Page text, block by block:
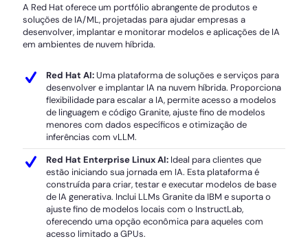
A Red Hat oferece um portfólio abrangente de produtos e
soluções de IA/ML, projetadas para ajudar empresas a
desenvolver, implantar e monitorar modelos e aplicações de IA
em ambientes de nuvem híbrida.
Red Hat AI:Uma plataforma de soluções e serviços para
desenvolver e implantar IA na nuvem híbrida. Proporciona
flexibilidade para escalar a IA, permite acesso a modelos
de linguagem e código Granite, ajuste fino de modelos
menores com dados específicos e otimização de
inferências com vLLM.
Red Hat Enterprise Linux AI: Ideal para clientes que
estão iniciando sua jornada em IA. Esta plataforma é
construída para criar, testar e executar modelos de base
de IA generativa. Inclui LLMs Granite da IBM e suporta o
ajuste fino de modelos locais com o InstructLab,
oferecendo uma opção econômica para aqueles com
acesso limitado a GPUs.